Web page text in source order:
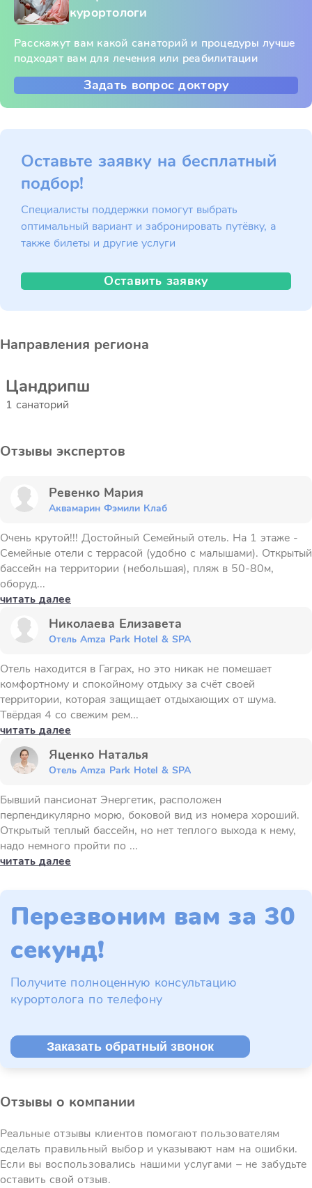
курортологи
Расскажут вам какой санаторий и процедуры лучше
подходят вам для лечения или реабилитации
Задать вопрос доктору
Оставьте заявку на бесплатный
подбор!
Специалисты поддержки помогут выбрать
оптимальный вариант и забронировать путёвку, а
также билеты и другие услуги
Оставить заявку
Направления региона
Цандрипш
1 санаторий
Отзывы экспертов
Ревенко Мария
Аквамарин Фэмили Клаб
Очень крутой!!! Достойный Семейный отель. На 1 этаже -
Семейные отели с террасой (удобно с малышами). Открытый
бассейн на территории (небольшая), пляж в 50-80м,
оборуд...
читать далее
Николаева Елизавета
Отель Amza Park Hotel & SPA
Отель находится в Гаграх, но это никак не помешает
комфортному и спокойному отдыху за счёт своей
территории, которая защищает отдыхающих от шума.
Твёрдая 4 со свежим рем...
читать далее
Яценко Наталья
Отель Amza Park Hotel & SPA
Бывший пансионат Энергетик, расположен
перпендикулярно морю, боковой вид из номера хороший.
Открытый теплый бассейн, но нет теплого выхода к нему,
надо немного пройти по ...
читать далее
Перезвоним вам за 30
секунд!
Получите полноценную консультацию
курортолога по телефону
Заказать обратный звонок
Отзывы о компании
Реальные отзывы клиентов помогают пользователям
сделать правильный выбор и указывают нам на ошибки.
Если вы воспользовались нашими услугами – не забудьте
оставить свой отзыв.